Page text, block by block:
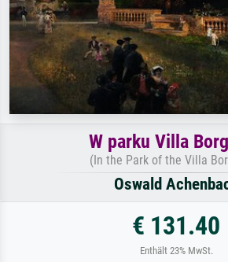
W parku Villa
(In the Park of the Villa
Oswald
€ 131.40
Enthält 23% MwSt.